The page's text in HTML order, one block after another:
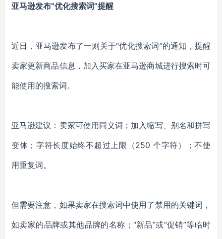
亚马逊发布“优化搜索词”提醒
近日，亚马逊发布了一则关于“优化搜索词”的通知，提醒
卖家更新商品信息，加入买家在亚马逊商城进行搜索时可
能使用的搜索词。
亚马逊建议：卖家可使用同义词；加入缩写、别名和拼写
变体；字符长度始终不超过上限（250 个字符）；不使
用重复词。
但需要注意，如果卖家在搜索词中使用了禁用的关键词，
如卖家的品牌或其他品牌的名称；“新品”或“促销”等临时